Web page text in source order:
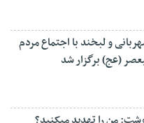
و لبخند با اجتماع مردم
(عج) برگزار شد